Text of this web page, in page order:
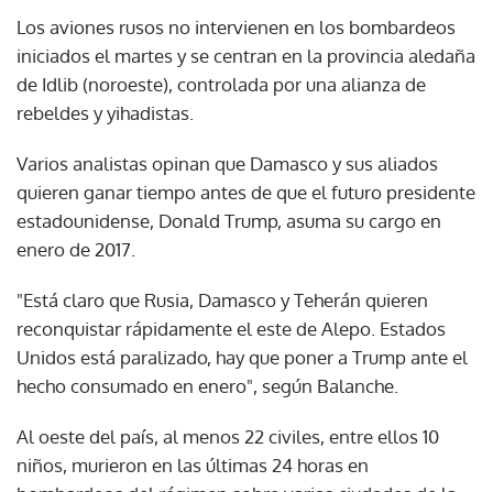
Los aviones rusos no intervienen en los bombardeos
iniciados el martes y se centran en la provincia aledaña
de Idlib (noroeste), controlada por una alianza de
rebeldes y yihadistas.
Varios analistas opinan que Damasco y sus aliados
quieren ganar tiempo antes de que el futuro presidente
estadounidense, Donald Trump, asuma su cargo en
enero de 2017.
"Está claro que Rusia, Damasco y Teherán quieren
reconquistar rápidamente el este de Alepo. Estados
Unidos está paralizado, hay que poner a Trump ante el
hecho consumado en enero", según Balanche.
Al oeste del país, al menos 22 civiles, entre ellos 10
niños, murieron en las últimas 24 horas en